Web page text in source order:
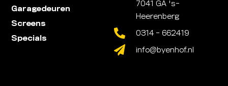
7041 GA 's-
Heerenberg
0314 - 662419
info@byenhof.nl
Garagedeuren
Screens
Specials